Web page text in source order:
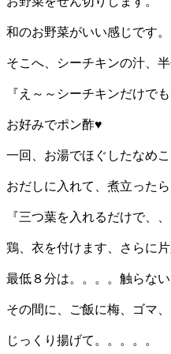
和のお野菜がいい感じです。
そこへ、シーチキンの汁、
『え～～シーチキンだけで
お好みでポン酢♥
一回、お湯でほぐしたなめこ
おだしに入れて、煮立った
『三つ葉を入れるだけで、
鶏、衣を付けます、さらに
最低８分は。。。。触らない
その間に、ご飯に梅、ゴマ
じっくり揚げて。。。。。